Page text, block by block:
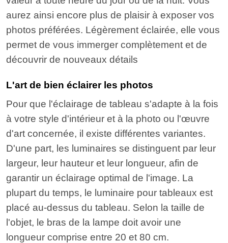
aurez ainsi encore plus de plaisir à exposer vos
photos préférées. Légèrement éclairée, elle vous
permet de vous immerger complètement et de
découvrir de nouveaux détails
L'art de bien éclairer les photos
Pour que l'éclairage de tableau s'adapte à la fois
à votre style d'intérieur et à la photo ou l'œuvre
d'art concernée, il existe différentes variantes.
D'une part, les luminaires se distinguent par leur
largeur, leur hauteur et leur longueur, afin de
garantir un éclairage optimal de l'image. La
plupart du temps, le luminaire pour tableaux est
placé au-dessus du tableau. Selon la taille de
l'objet, le bras de la lampe doit avoir une
longueur comprise entre 20 et 80 cm.